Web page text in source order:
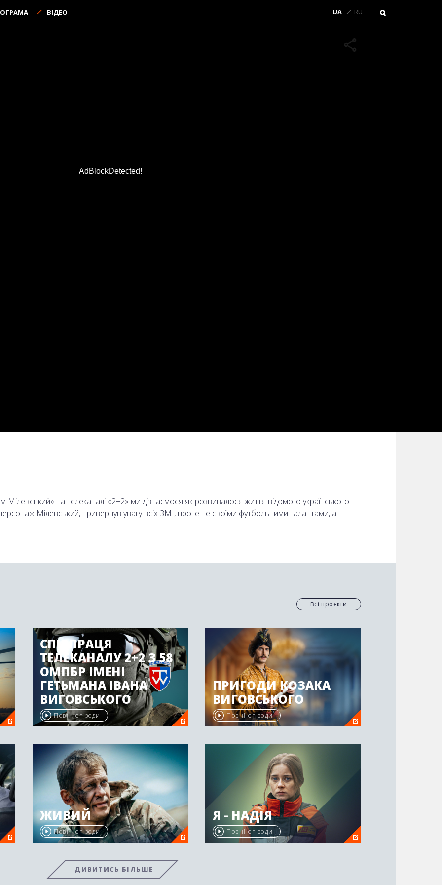
ВІДЕО UA RU
AdBlockDetected!
на телеканалі «2+2» ми дізнаємося як розвивалося життя відомого українського
Мілевський, привернув увагу всіх ЗМІ, проте не своїми футбольними талантами, а
він швидко опинявся на іншій, а також заводив нових дівчат та купував дорогі автомобілі.
одним з найталановитіших футболістів України. Чи є «Конкордія» виваженим рішенням,
онлайн. Всі проєкти
СПІВПРАЦЯ
ТЕЛЕКАНАЛУ 2+2 З 58
ОМПБР ІМЕНІ
ГЕТЬМАНА ІВАНА
ВИГОВСЬКОГО
Повні епізоди
ПРИГОДИ КОЗАКА
ВИГОВСЬКОГО
Повні епізоди
ЖИВИЙ
Повні епізоди
Я - НАДІЯ
Повні епізоди
ДИВИТИСЬ БІЛЬШЕ